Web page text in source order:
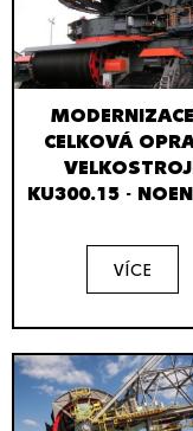
CELKOVÁ
KU300.15 -
VÍCE